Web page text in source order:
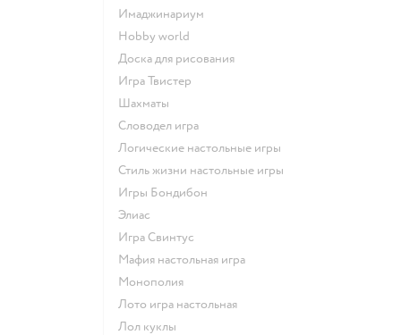
Имаджинариум
Hobby world
Доска для рисования
Игра Твистер
Шахматы
Словодел игра
Логические настольные игры
Стиль жизни настольные игры
Игры Бондибон
Элиас
Игра Свинтус
Мафия настольная игра
Монополия
Лото игра настольная
Лол куклы